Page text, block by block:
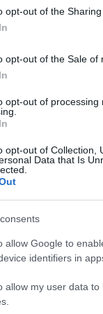
opt-out of the
opt-out of the Sale of
opt-out of
opt-out of Collection,
Data that Is
allow Google to
identifiers in
allow my user data
esetleg az
lesz.
Me and Your Mama
válik – ha
-kikacsintás is
a letaglózást, de
maga medrében,
azért felkapjuk
király
hiphopban
az év r&b/
megvalósítani,
de